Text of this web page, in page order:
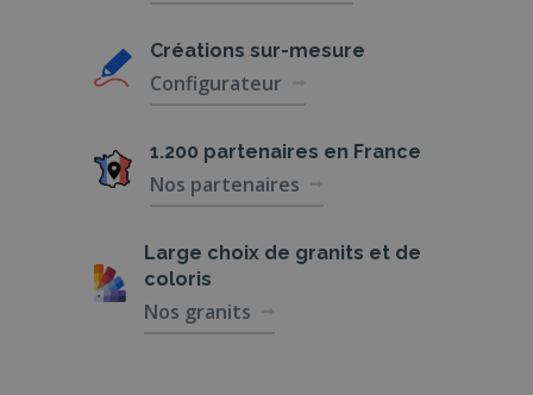
Créations sur-mesure
Configurateur
1.200 partenaires en France
Nos partenaires
Large choix de granits et de
coloris
Nos granits